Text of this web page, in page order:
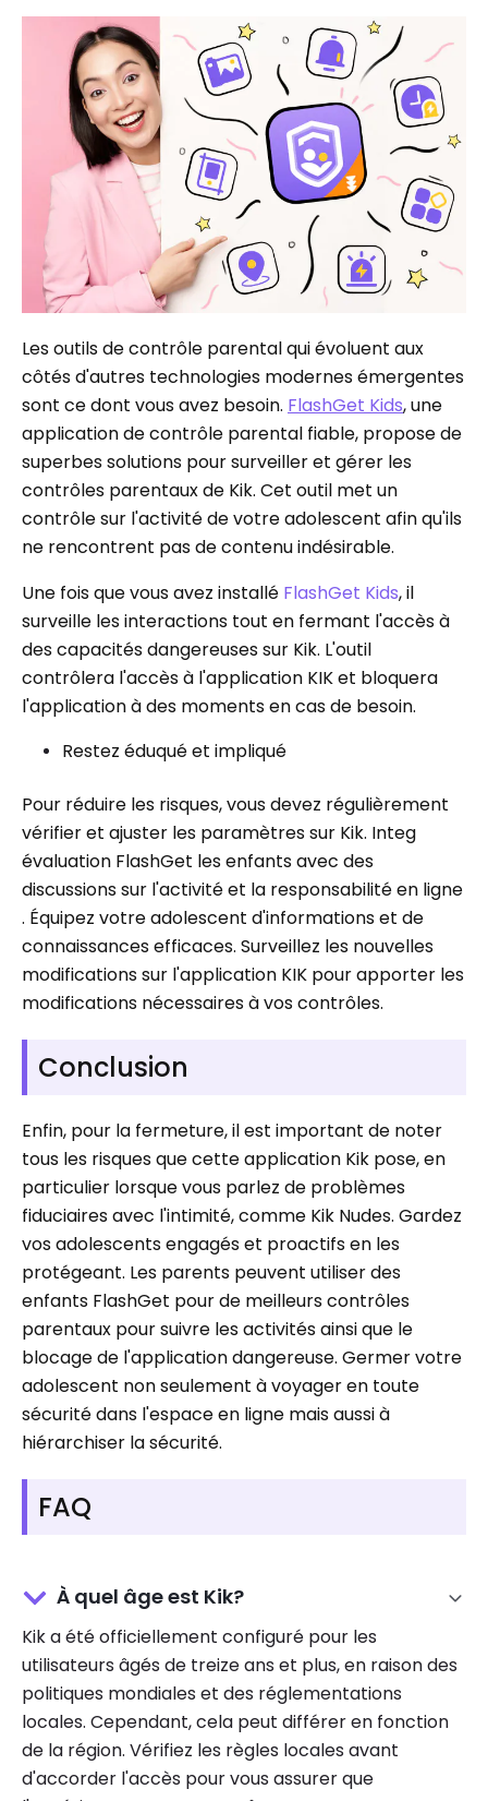
Les outils de contrôle parental qui évoluent aux
côtés d'autres technologies modernes émergentes
sont ce dont vous avez besoin. FlashGet Kids, une
application de contrôle parental fiable, propose de
superbes solutions pour surveiller et gérer les
contrôles parentaux de Kik. Cet outil met un
contrôle sur l'activité de votre adolescent afin qu'ils
ne rencontrent pas de contenu indésirable.
Une fois que vous avez installé FlashGet Kids, il
surveille les interactions tout en fermant l'accès à
des capacités dangereuses sur Kik. L'outil
contrôlera l'accès à l'application KIK et bloquera
l'application à des moments en cas de besoin.
Restez éduqué et impliqué
Pour réduire les risques, vous devez régulièrement
vérifier et ajuster les paramètres sur Kik. Integ
évaluation FlashGet les enfants avec des
discussions sur l'activité et la responsabilité en ligne
. Équipez votre adolescent d'informations et de
connaissances efficaces. Surveillez les nouvelles
modifications sur l'application KIK pour apporter les
modifications nécessaires à vos contrôles.
Conclusion
Enfin, pour la fermeture, il est important de noter
tous les risques que cette application Kik pose, en
particulier lorsque vous parlez de problèmes
fiduciaires avec l'intimité, comme Kik Nudes. Gardez
vos adolescents engagés et proactifs en les
protégeant. Les parents peuvent utiliser des
enfants FlashGet pour de meilleurs contrôles
parentaux pour suivre les activités ainsi que le
blocage de l'application dangereuse. Germer votre
adolescent non seulement à voyager en toute
sécurité dans l'espace en ligne mais aussi à
hiérarchiser la sécurité.
FAQ
À quel âge est Kik?
Kik a été officiellement configuré pour les
utilisateurs âgés de treize ans et plus, en raison des
politiques mondiales et des réglementations
locales. Cependant, cela peut différer en fonction
de la région. Vérifiez les règles locales avant
d'accorder l'accès pour vous assurer que